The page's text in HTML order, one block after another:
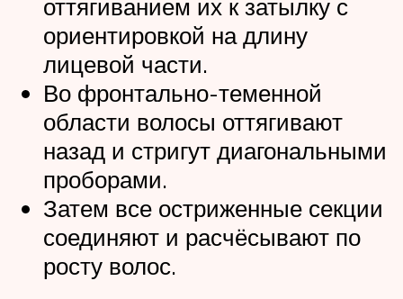
оттягиванием их к затылку с
ориентировкой на длину
лицевой части.
Во фронтально-теменной
области волосы оттягивают
назад и стригут диагональными
проборами.
Затем все остриженные секции
соединяют и расчёсывают по
росту волос.